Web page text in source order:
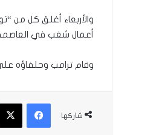
والأربعاء أغلق كل من
أعمال شغب في
وقام ترامب وحلفاؤه
شاركها